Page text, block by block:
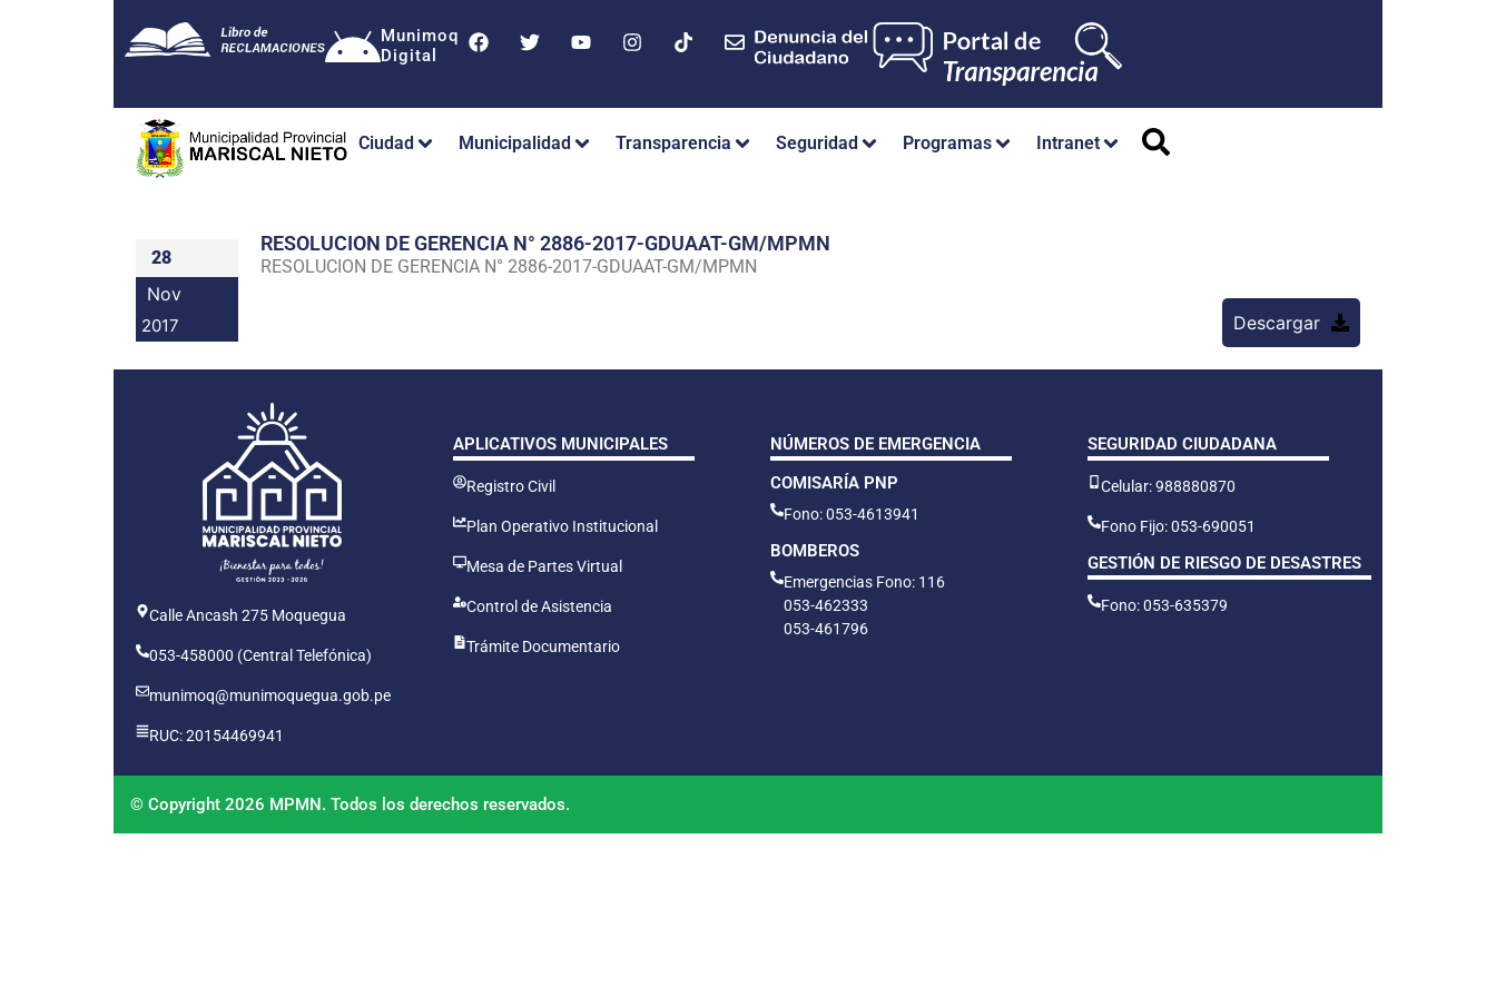
Munimoq
Digital
Ciudad Municipalidad Transparencia Seguridad Programas Intranet
28
Nov
2017
RESOLUCION DE GERENCIA N° 2886-2017-GDUAAT-GM/MPMN
RESOLUCION DE GERENCIA N° 2886-2017-GDUAAT-GM/MPMN
Descargar
Calle Ancash 275 Moquegua
053-458000 (Central Telefónica)
munimoq@munimoquegua.gob.pe
RUC: 20154469941
APLICATIVOS MUNICIPALES
Registro Civil
Plan Operativo Institucional
Mesa de Partes Virtual
Control de Asistencia
Trámite Documentario
NÚMEROS DE EMERGENCIA
COMISARÍA PNP
Fono: 053-4613941
BOMBEROS
Emergencias Fono: 116
053-462333
053-461796
SEGURIDAD CIUDADANA
Celular: 988880870
Fono Fijo: 053-690051
GESTIÓN DE RIESGO DE DESASTRES
Fono: 053-635379
© Copyright 2026 MPMN. Todos los derechos reservados.